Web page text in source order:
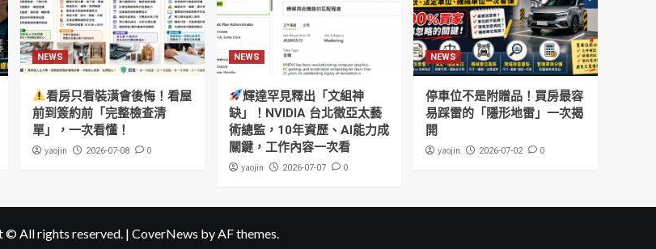
NEWS
看房只看裝潢會後悔！看屋
前到簽約前「完整檢查清
單」，一次看懂！
yaojin 2026-07-08 0
NEWS
輝達罕見釋出「文組神
缺」！NVIDIA 台北徵亞太藝
術總監，10年資歷、AI能力成
關鍵，工作內容一次看
yaojin 2026-07-07 0
NEWS
停車位不是附贈品！買房最容
易踩雷的「隱形地雷」一次揭
開
yaojin 2026-07-02 0
© All rights reserved. | CoverNews by AF themes.